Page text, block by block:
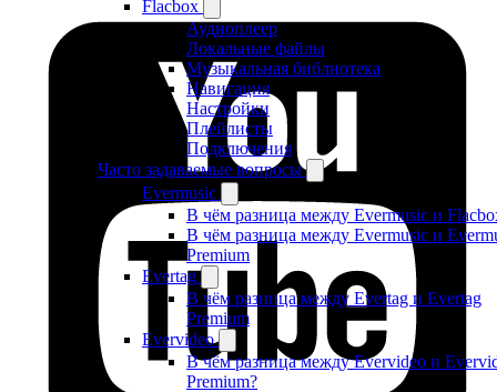
Flacbox
Аудиоплеер
Локальные файлы
Музыкальная библиотека
Навигация
Настройки
Плейлисты
Подключения
Часто задаваемые вопросы
Evermusic
В чём разница между Evermusic и
В чём разница между Evermusic и
Premium
Evertag
В чём разница между Evertag и Evertag
Premium
Evervideo
В чём разница между Evervideo и
Premium?